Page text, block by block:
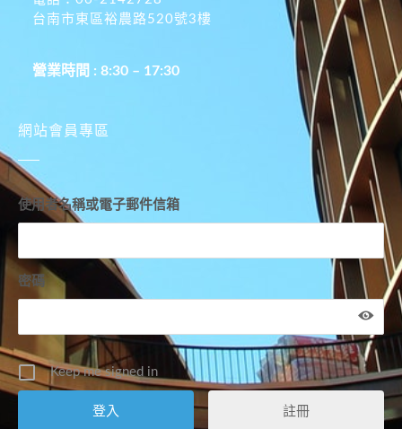
台南市東區裕農路520號3樓
營業時間 : 8:30 – 17:30
網站會員專區
使用者名稱或電子郵件信箱
密碼
Keep me signed in
註冊